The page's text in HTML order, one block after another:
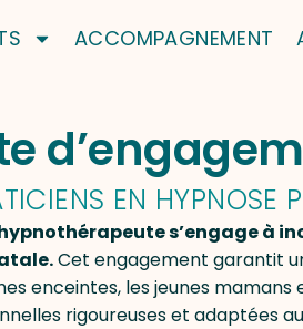
ACCOMPAGNEMENT
EN HYPNOSE
s’engage à
Cet engagement garantit
enceintes, les jeunes mamans
rigoureuses et adaptées